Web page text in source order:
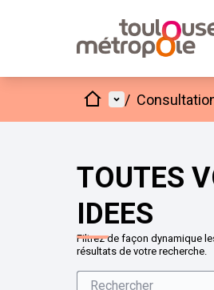
AccueilMenu principal
/
TOUTES
IDEES
Filtrez de façon dynamique
résultats de votre recherche.